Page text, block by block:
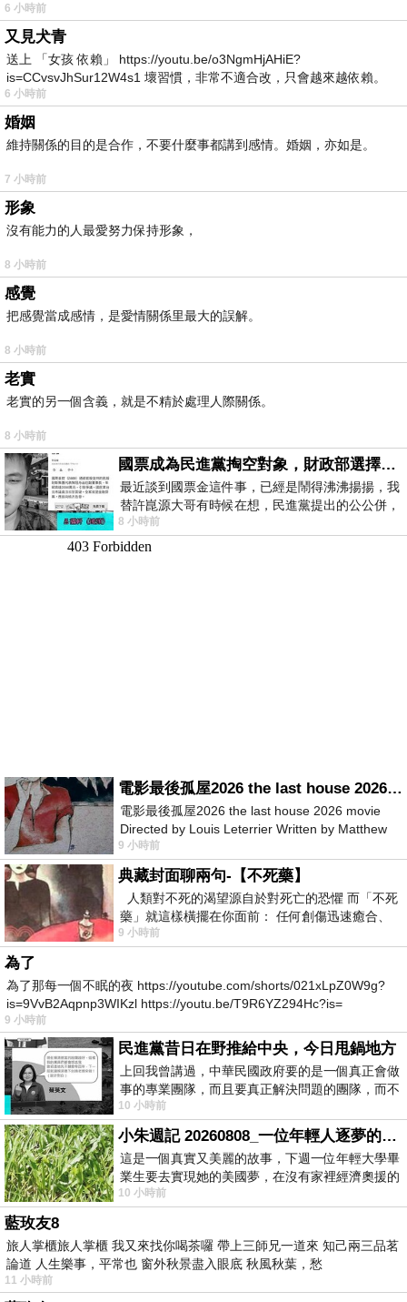
6 小時前
又見犬青
送上 「女孩 依賴」 https://youtu.be/o3NgmHjAHiE?
is=CCvsvJhSur12W4s1 壞習慣，非常不適合改，只會越來越依賴。
我害怕的
6 小時前
婚姻
維持關係的目的是合作，不要什麼事都講到感情。婚姻，亦如是。
7 小時前
形象
沒有能力的人最愛努力保持形象，
8 小時前
感覺
把感覺當成感情，是愛情關係里最大的誤解。
8 小時前
老實
老實的另一個含義，就是不精於處理人際關係。
8 小時前
國票成為民進黨掏空對象，財政部選擇性失憶
最近談到國票金這件事，已經是鬧得沸沸揚揚，我
替許崑源大哥有時候在想，民進黨提出的公公併，
其實就是想要國庫通黨庫，鬧出最大的醜
8 小時前
電影最後孤屋2026 the last house 2026 movie
電影最後孤屋2026 the last house 2026 movie
Directed by Louis Leterrier Written by Matthew
Robinson Starring Greta Lee Wa
9 小時前
典藏封面聊兩句-【不死藥】
人類對不死的渴望源自於對死亡的恐懼 而「不死
藥」就這樣橫擺在你面前： 任何創傷迅速癒合、
停止衰老、痛覺消失…堪
9 小時前
為了
為了那每一個不眠的夜 https://youtube.com/shorts/021xLpZ0W9g?
is=9VvB2Aqpnp3WIKzl https://youtu.be/T9R6YZ294Hc?is=
9 小時前
民進黨昔日在野推給中央，今日甩鍋地方
上回我曾講過，中華民國政府要的是一個真正會做
事的專業團隊，而且要真正解決問題的團隊，而不
是只會到處甩鍋的雙標團隊，最近民進黨
10 小時前
小朱週記 20260808_一位年輕人逐夢的真實故事
這是一個真實又美麗的故事，下週一位年輕大學畢
業生要去實現她的美國夢，在沒有家裡經濟奧援的
情況下，靠著自我努力工作累積出國基
10 小時前
藍玫友8
旅人掌櫃旅人掌櫃 我又來找你喝茶囉 帶上三師兄一道來 知己兩三品茗
論道 人生樂事，平常也 窗外秋景盡入眼底 秋風秋葉，愁
11 小時前